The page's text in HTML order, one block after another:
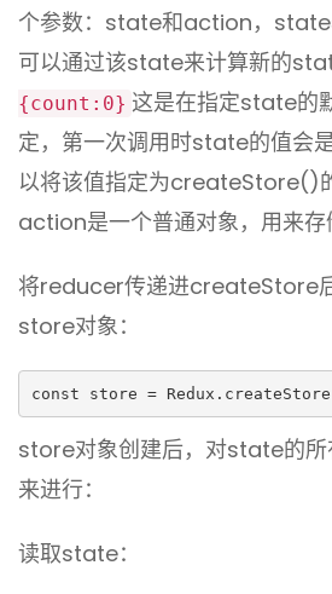
个参数：state和action，state
可以通过该state来计算新的
{count:0} 这是在指定state的
定，第一次调用时state的值会
以将该值指定为createStore()
action是一个普通对象，用来存
将reducer传递进createStore
store对象：
const store =
store对象创建后，对state的所
来进行：
读取state：